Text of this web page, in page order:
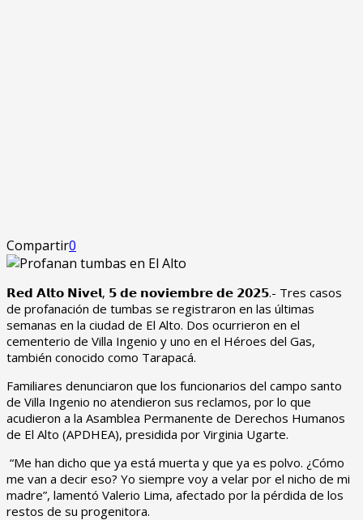
Compartir0
𝗥𝗲𝗱 𝗔𝗹𝘁𝗼 𝗡𝗶𝘃𝗲𝗹, 𝟱 𝗱𝗲 𝗻𝗼𝘃𝗶𝗲𝗺𝗯𝗿𝗲 𝗱𝗲 𝟮𝟬𝟮𝟱.- Tres casos
de profanación de tumbas se registraron en las últimas
semanas en la ciudad de El Alto. Dos ocurrieron en el
cementerio de Villa Ingenio y uno en el Héroes del Gas,
también conocido como Tarapacá.
Familiares denunciaron que los funcionarios del campo santo
de Villa Ingenio no atendieron sus reclamos, por lo que
acudieron a la Asamblea Permanente de Derechos Humanos
de El Alto (APDHEA), presidida por Virginia Ugarte.
“Me han dicho que ya está muerta y que ya es polvo. ¿Cómo
me van a decir eso? Yo siempre voy a velar por el nicho de mi
madre”, lamentó Valerio Lima, afectado por la pérdida de los
restos de su progenitora.